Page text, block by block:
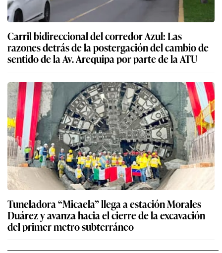
Carril bidireccional del corredor Azul: Las
razones detrás de la postergación del cambio de
sentido de la Av. Arequipa por parte de la ATU
Tuneladora “Micaela” llega a estación Morales
Duárez y avanza hacia el cierre de la excavación
del primer metro subterráneo